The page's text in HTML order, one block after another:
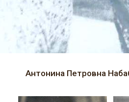
Антонина Петровна